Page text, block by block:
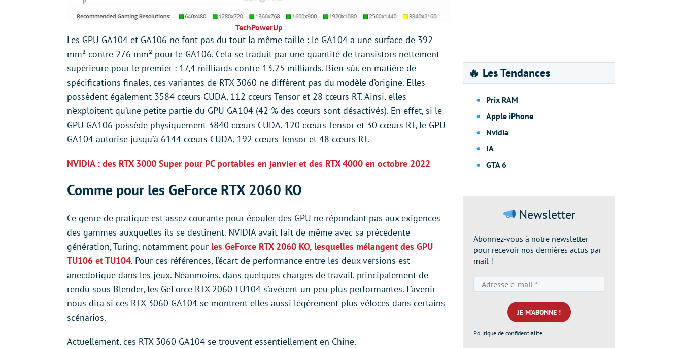
TechPowerUp
Les GPU GA104 et GA106 ne font pas du tout la même taille : le GA104 a une surface de 392
mm² contre 276 mm² pour le GA106. Cela se traduit par une quantité de transistors nettement
supérieure pour le premier : 17,4 milliards contre 13,25 milliards. Bien sûr, en matière de
spécifications finales, ces variantes de RTX 3060 ne diffèrent pas du modèle d’origine. Elles
possèdent également 3584 cœurs CUDA, 112 cœurs Tensor et 28 cœurs RT. Ainsi, elles
n’exploitent qu’une petite partie du GPU GA104 (42 % des cœurs sont désactivés). En effet, si le
GPU GA106 possède physiquement 3840 cœurs CUDA, 120 cœurs Tensor et 30 cœurs RT, le GPU
GA104 autorise jusqu’à 6144 cœurs CUDA, 192 cœurs Tensor et 48 cœurs RT.
NVIDIA : des RTX 3000 Super pour PC portables en janvier et des RTX 4000 en octobre 2022
Comme pour les GeForce RTX 2060 KO
Ce genre de pratique est assez courante pour écouler des GPU ne répondant pas aux exigences
des gammes auxquelles ils se destinent. NVIDIA avait fait de même avec sa précédente
génération, Turing, notamment pour les GeForce RTX 2060 KO, lesquelles mélangent des GPU
TU106 et TU104. Pour ces références, l’écart de performance entre les deux versions est
anecdotique dans les jeux. Néanmoins, dans quelques charges de travail, principalement de
rendu sous Blender, les GeForce RTX 2060 TU104 s’avèrent un peu plus performantes. L’avenir
nous dira si ces RTX 3060 GA104 se montrent elles aussi légèrement plus véloces dans certains
scénarios.
Actuellement, ces RTX 3060 GA104 se trouvent essentiellement en Chine.
🔥 Les Tendances
Prix RAM
Apple iPhone
Nvidia
IA
GTA 6
Newsletter
Abonnez-vous à notre newsletter
pour recevoir nos dernières actus par
mail !
e-
mail
*
Politique de confidentialité